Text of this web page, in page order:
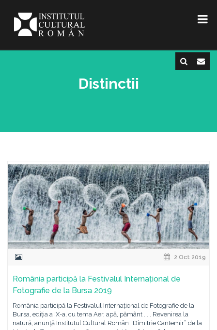
Distinctii
2 Oct 2019
România participă la Festivalul Internațional de
Fotografie de la Bursa 2019
România participă la Festivalul Internațional de Fotografie de la
Bursa, ediția a IX-a, cu tema Aer, apă, pământ . . . Revenirea la
natură, anunţă Institutul Cultural Român ”Dimitrie Cantemir” de la